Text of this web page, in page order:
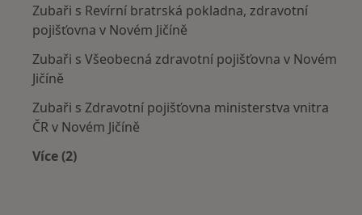
Zubaři s Revírní bratrská pokladna, zdravotní
pojišťovna v Novém Jičíně
Zubaři s Všeobecná zdravotní pojišťovna v Novém
Jičíně
Zubaři s Zdravotní pojišťovna ministerstva vnitra
ČR v Novém Jičíně
Více (2)